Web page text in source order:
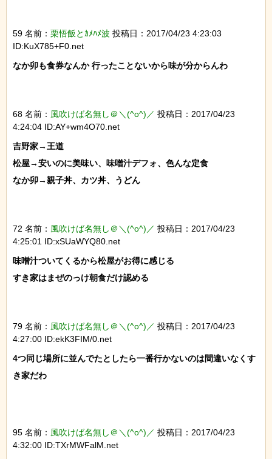
59 名前： 栗悟飯とｶﾒﾊﾒ波 投稿日：2017/04/23 4:23:03
ID:KuX785+F0.net
なか卯も食券なんか 行ったことないから味が分からんわ
68 名前： 風吹けば名無し＠＼(^o^)／ 投稿日：2017/04/23
4:24:04 ID:AY+wm4O70.net
吉野家→王道
松屋→安いのに美味い、味噌汁デフォ、色んな定食
なか卯→親子丼、カツ丼、うどん
72 名前： 風吹けば名無し＠＼(^o^)／ 投稿日：2017/04/23
4:25:01 ID:xSUaWYQ80.net
味噌汁ついてくるから松屋がお得に感じる
すき家はまぜのっけ朝食だけ認める
79 名前： 風吹けば名無し＠＼(^o^)／ 投稿日：2017/04/23
4:27:00 ID:ekK3FIM/0.net
4つ同じ場所に並んでたとしたら一番行かないのは間違いなくす
き家だわ
95 名前： 風吹けば名無し＠＼(^o^)／ 投稿日：2017/04/23
4:32:00 ID:TXrMWFalM.net